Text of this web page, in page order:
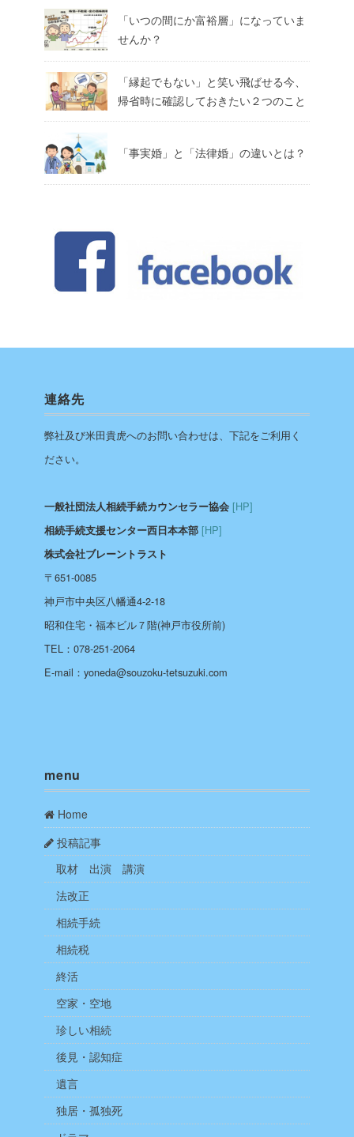
「いつの間にか富裕層」になっていま
せんか？
「縁起でもない」と笑い飛ばせる今、
帰省時に確認しておきたい２つのこと
「事実婚」と「法律婚」の違いとは？
連絡先
弊社及び米田貴虎へのお問い合わせは、下記をご利用く
ださい。
一般社団法人相続手続カウンセラー協会 [HP]
相続手続支援センター西日本本部 [HP]
株式会社ブレーントラスト
〒651-0085
神戸市中央区八幡通4-2-18
昭和住宅・福本ビル７階(神戸市役所前)
TEL：078-251-2064
E-mail：yoneda@souzoku-tetsuzuki.com
menu
Home
投稿記事
取材 出演 講演
法改正
相続手続
相続税
終活
空家・空地
珍しい相続
後見・認知症
遺言
独居・孤独死